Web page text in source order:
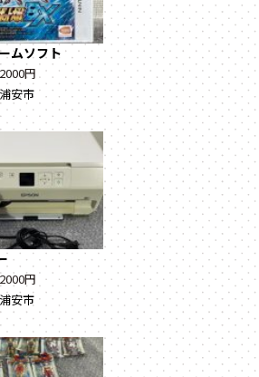
ムソフト
2000円
浦安市
2000円
浦安市